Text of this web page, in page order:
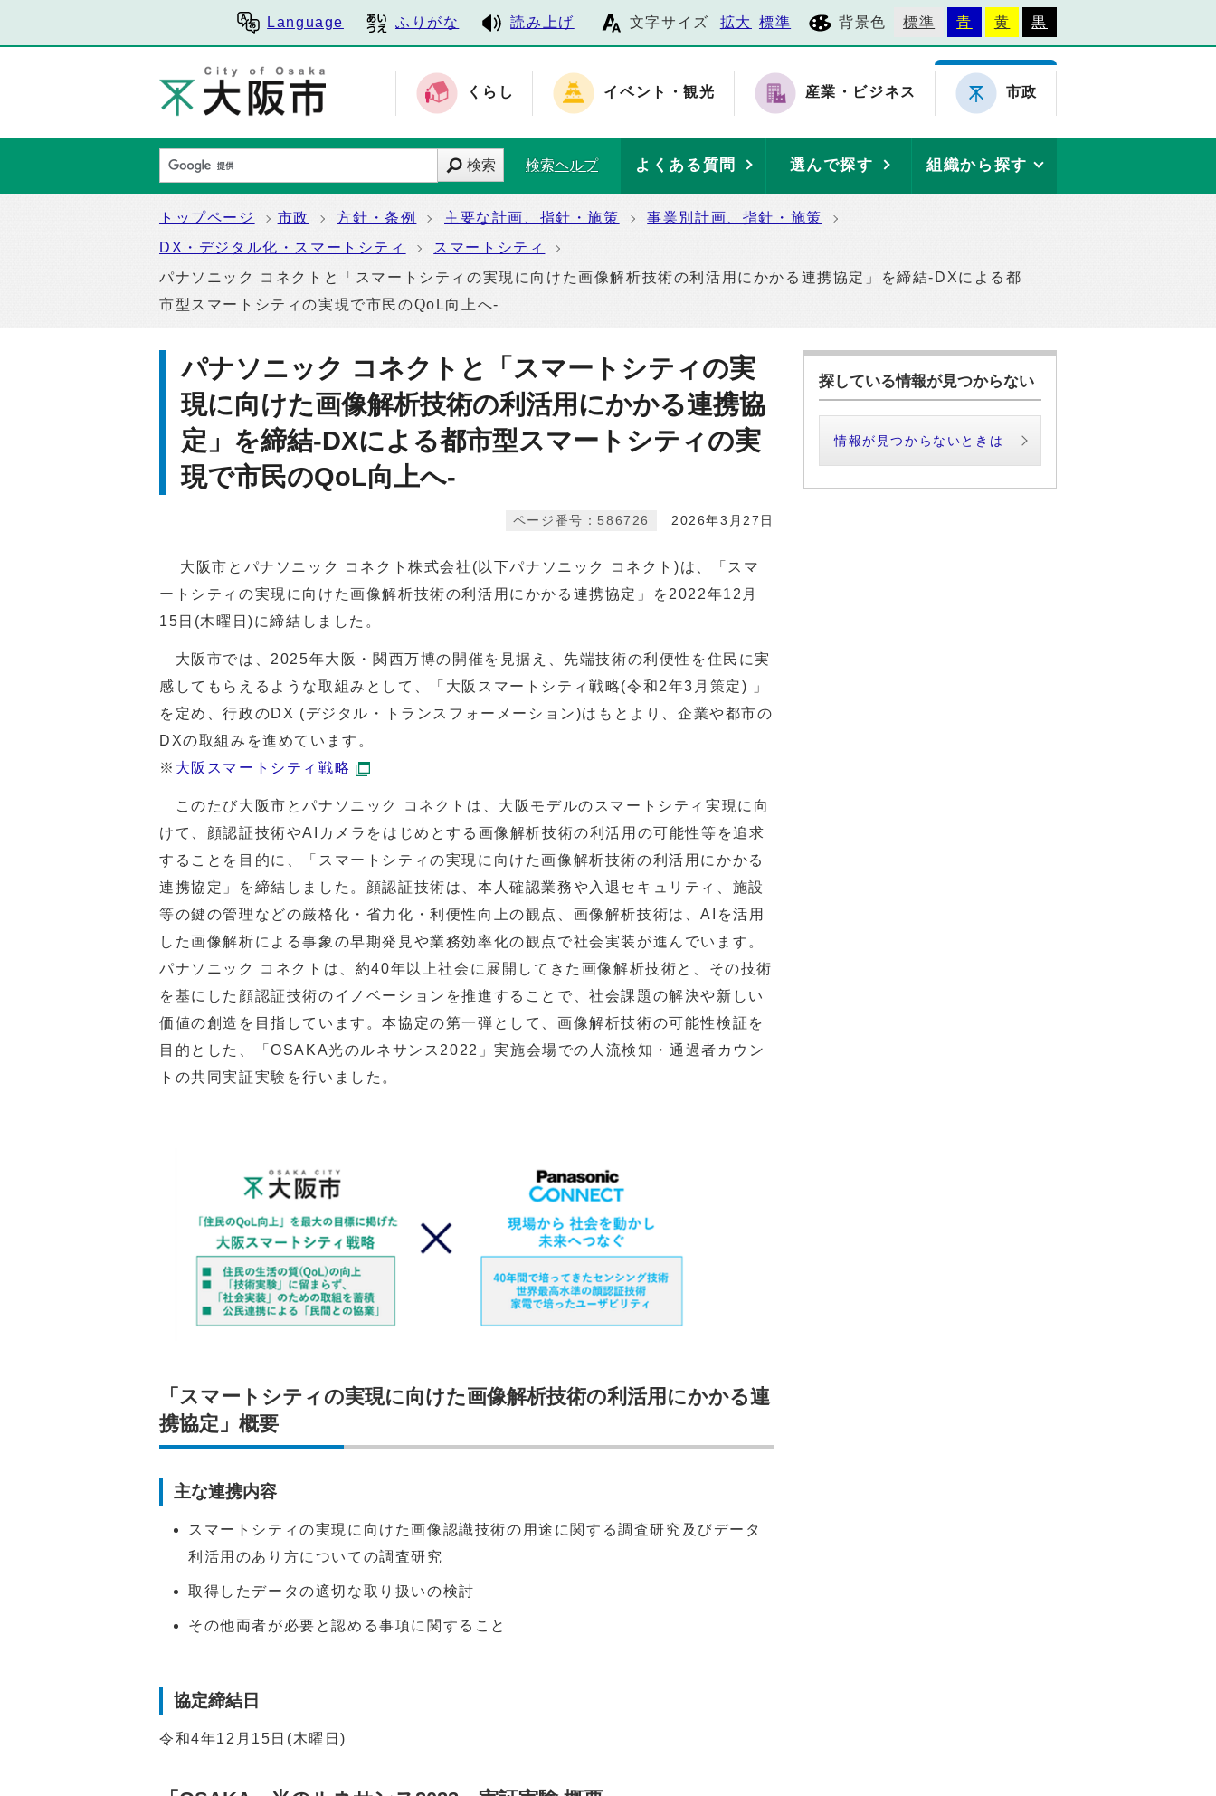
Language ふりがな 読み上げ 文字サイズ 拡大 標準 背景色 標準 青 黄 黒
くらし イベント・観光 産業・ビジネス 市政
検索 検索ヘルプ よくある質問 選んで探す 組織から探す
トップページ 市政 方針・条例 主要な計画、指針・施策
事業別計画、指針・施策
DX・デジタル化・スマートシティ
スマートシティ
パナソニック コネクトと「スマートシティの実現に向けた画像解析技術の利活用にかかる連携協定」を締結-DXによる都
市型スマートシティの実現で市民のQoL向上へ-
パナソニック コネクトと「スマートシティの実
現に向けた画像解析技術の利活用にかかる連携協
定」を締結-DXによる都市型スマートシティの実
現で市民のQoL向上へ-
2026年3月27日
ページ番号：586726
大阪市とパナソニック コネクト株式会社(以下パナソニック コネクト)は、「スマ
ートシティの実現に向けた画像解析技術の利活用にかかる連携協定」を2022年12月
15日(木曜日)に締結しました。
大阪市では、2025年大阪・関西万博の開催を見据え、先端技術の利便性を住民に実
感してもらえるような取組みとして、「大阪スマートシティ戦略(令和2年3月策定) 」
を定め、行政のDX (デジタル・トランスフォーメーション)はもとより、企業や都市の
DXの取組みを進めています。
※ 大阪スマートシティ戦略
このたび大阪市とパナソニック コネクトは、大阪モデルのスマートシティ実現に向
けて、顔認証技術やAIカメラをはじめとする画像解析技術の利活用の可能性等を追求
することを目的に、「スマートシティの実現に向けた画像解析技術の利活用にかかる
連携協定」を締結しました。顔認証技術は、本人確認業務や入退セキュリティ、施設
等の鍵の管理などの厳格化・省力化・利便性向上の観点、画像解析技術は、AIを活用
した画像解析による事象の早期発見や業務効率化の観点で社会実装が進んでいます。
パナソニック コネクトは、約40年以上社会に展開してきた画像解析技術と、その技術
を基にした顔認証技術のイノベーションを推進することで、社会課題の解決や新しい
価値の創造を目指しています。本協定の第一弾として、画像解析技術の可能性検証を
目的とした、「OSAKA光のルネサンス2022」実施会場での人流検知・通過者カウン
トの共同実証実験を行いました。
「スマートシティの実現に向けた画像解析技術の利活用にかかる連
携協定」概要
主な連携内容
スマートシティの実現に向けた画像認識技術の用途に関する調査研究及びデータ
利活用のあり方についての調査研究
取得したデータの適切な取り扱いの検討
その他両者が必要と認める事項に関すること
協定締結日
令和4年12月15日(木曜日)
探している情報が見つからない
情報が見つからないときは